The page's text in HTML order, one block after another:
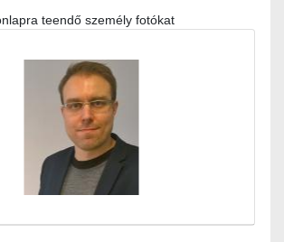
teendő személy fotókat